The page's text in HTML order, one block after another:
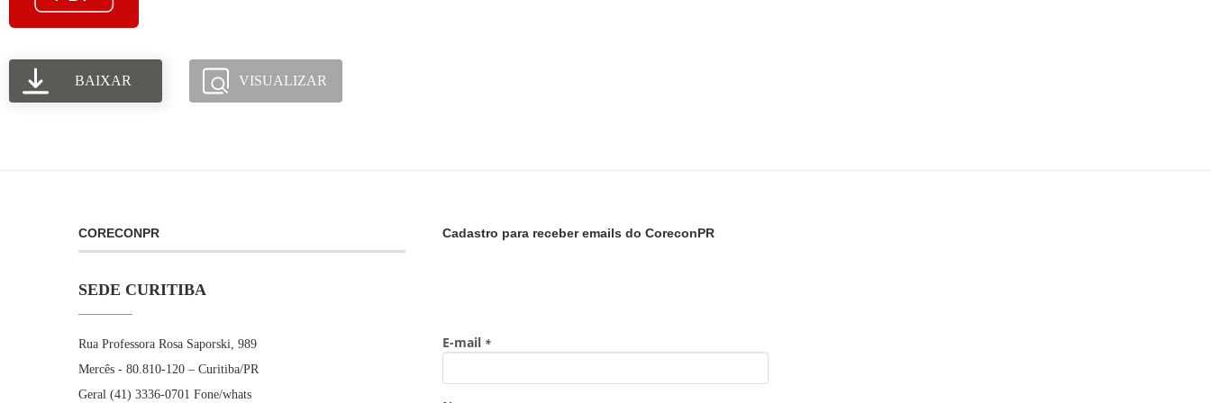
BAIXAR VISUALIZAR
CORECONPR
SEDE CURITIBA
Rua Professora Rosa Saporski, 989
Mercês - 80.810-120 – Curitiba/PR
Geral (41) 3336-0701 Fone/whats
Cadastro para receber emails do CoreconPR